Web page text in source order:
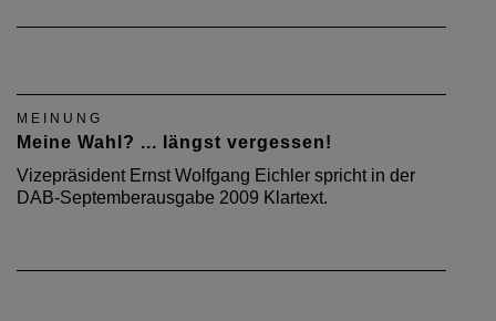
MEINUNG
Meine Wahl? ... längst vergessen!
Vizepräsident Ernst Wolfgang Eichler spricht in der
DAB-Septemberausgabe 2009 Klartext.